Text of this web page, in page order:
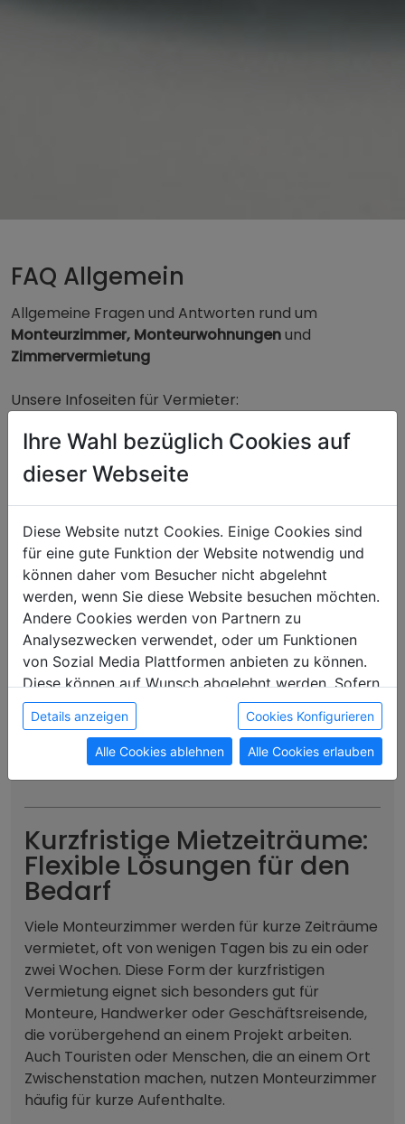
FAQ Allgemein
Allgemeine Fragen und Antworten rund um
Monteurzimmer, Monteurwohnungenund
Zimmervermietung
Unsere Infoseiten für Vermieter:
Monteurzimmer vermieten in Österreich
Monteurzimmer vermieten in Deutschland
« alle Einträge
Wie lange kann
man ein
Monteurzimmer
mieten?
Kurzfristige Mietzeiträume:
Flexible Lösungen für den
Bedarf
Viele Monteurzimmer werden für kurze Zeiträume
vermietet, oft von wenigen Tagen bis zu ein oder
zwei Wochen. Diese Form der kurzfristigen
Vermietung eignet sich besonders gut für
Monteure, Handwerker oder Geschäftsreisende,
die vorübergehend an einem Projekt arbeiten.
Auch Touristen oder Menschen, die an einem Ort
Zwischenstation machen, nutzen Monteurzimmer
häufig für kurze Aufenthalte.
Ihre Wahl bezüglich Cookies auf
dieser Webseite
Diese Website nutzt Cookies. Einige Cookies sind
für eine gute Funktion der Website notwendig und
können daher vom Besucher nicht abgelehnt
werden, wenn Sie diese Website besuchen möchten.
Andere Cookies werden von Partnern zu
Analysezwecken verwendet, oder um Funktionen
von Sozial Media Plattformen anbieten zu können.
Diese können auf Wunsch abgelehnt werden. Sofern
sie unsere Webseite weiter nutzen, geben Sie
Einwilligung zu unseren Cookies.
Details anzeigen Cookies Konfigurieren
Alle Cookies ablehnen Alle Cookies erlauben